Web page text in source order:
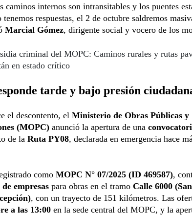
caminos internos son intransitables y los puentes
respuestas, el 2 de octubre saldremos
Marcial Gómez, dirigente social y vocero de los
criminal del MOPC: Caminos rurales y rutas
en estado crítico
tarde y bajo presión
el descontento, el Ministerio de Obras Públicas y
(MOPC) anunció la apertura de una
de la Ruta PY08, declarada en emergencia hace
como MOPC N° 07/2025 (ID 469587),
empresas para obras en el tramo Calle 6000
, con un trayecto de 151 kilómetros. Las
a las 13:00 en la sede central del MOPC, y la